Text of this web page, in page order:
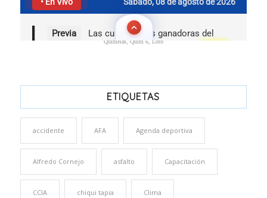
Quinielas, Quini 6, Loto
ETIQUETAS
accidente AFA Agenda deportiva
Alfredo Cornejo asfalto Capacitación
CCIA chiqui tapia Clima